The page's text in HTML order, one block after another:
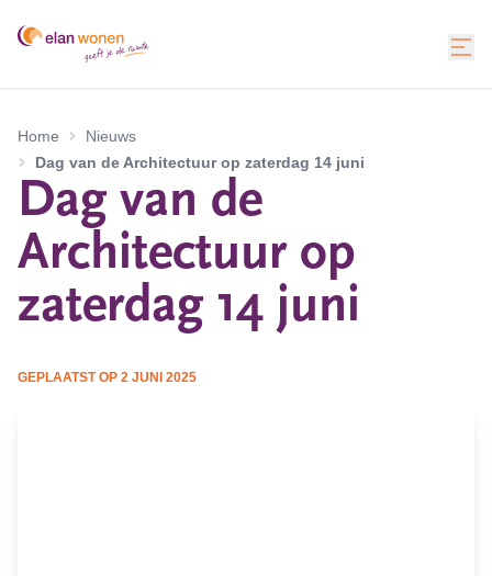
Home
Nieuws
Dag van de Architectuur op zaterdag 14 juni
Dag van de
Architectuur op
zaterdag 14 juni
GEPLAATST OP 2 JUNI 2025